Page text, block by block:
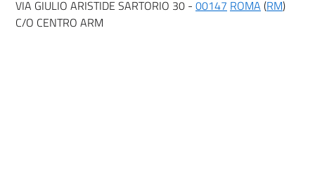
VIA GIULIO ARISTIDE SARTORIO 30 - 00147 ROMA (RM)
C/O CENTRO ARM